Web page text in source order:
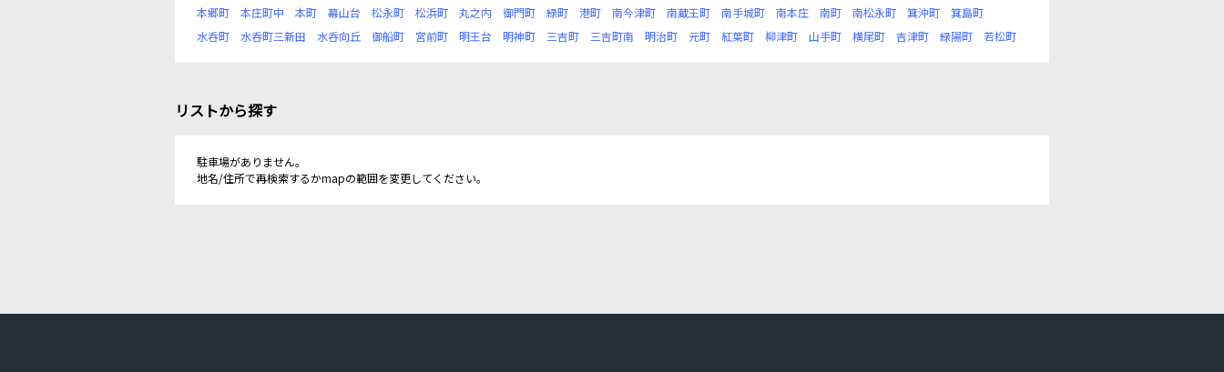
本郷町
本庄町中 本町 幕山台 松永町 松浜町 丸之内 御門町 緑町 港町 南今津町 南蔵王町 南手城町 南本庄 南町 南松永町 箕沖町
箕島町
水呑町
水呑町三新田 水呑向丘 御船町 宮前町 明王台 明神町 三吉町 三吉町南 明治町 元町 紅葉町 柳津町 山手町 横尾町 吉津町 緑陽町 若松町
リストから探す
駐車場がありません。
地名/住所で再検索するかmapの範囲を変更してください。